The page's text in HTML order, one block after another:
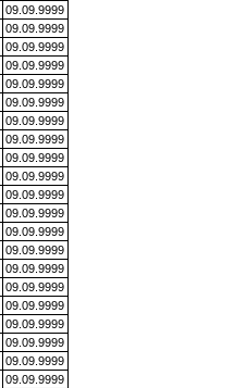
09.09.9999
09.09.9999
09.09.9999
09.09.9999
09.09.9999
09.09.9999
09.09.9999
09.09.9999
09.09.9999
09.09.9999
09.09.9999
09.09.9999
09.09.9999
09.09.9999
09.09.9999
09.09.9999
09.09.9999
09.09.9999
09.09.9999
09.09.9999
09.09.9999